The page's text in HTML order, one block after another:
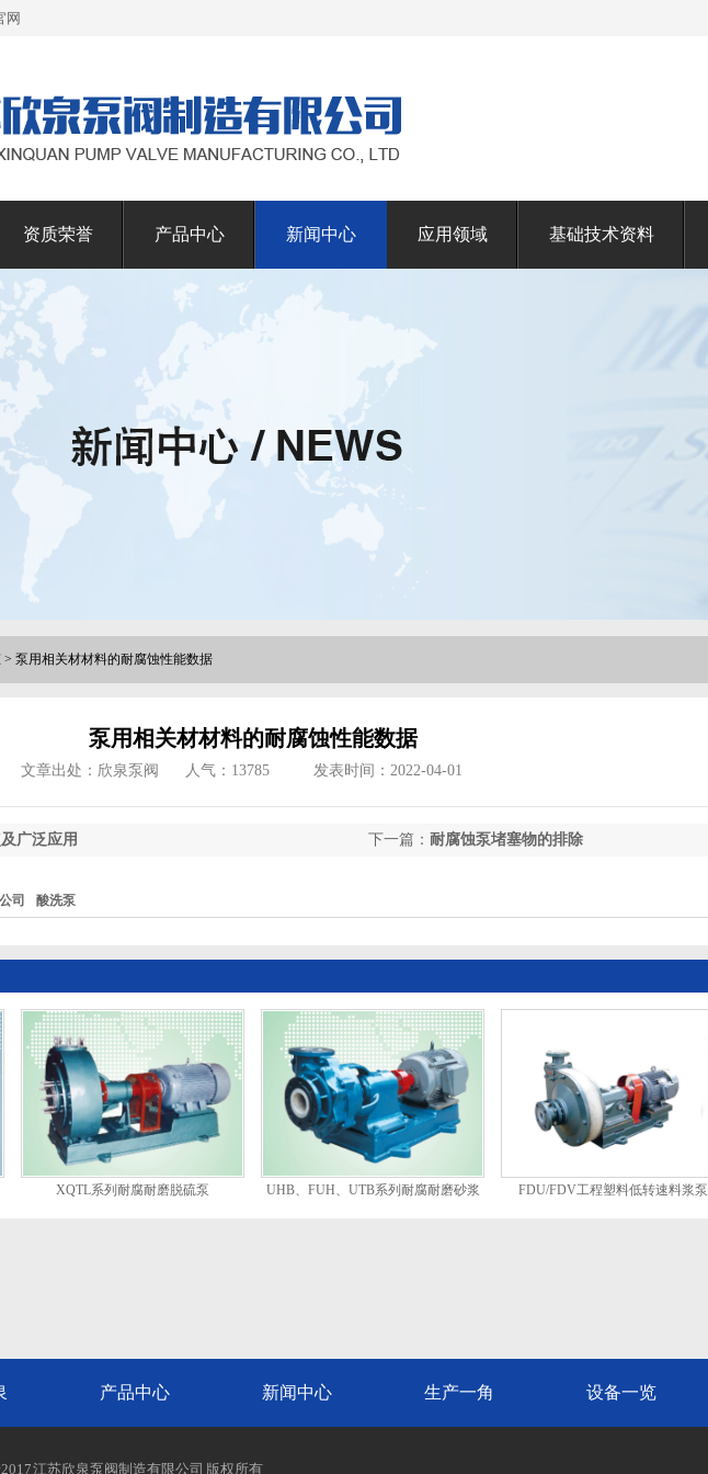
网
资质荣誉 产品中心 新闻中心 应用领域 基础技术资料
> 泵用相关材材料的耐腐蚀性能数据
泵用相关材材料的耐腐蚀性能数据
文章出处：欣泉泵阀 人气： 13785 发表时间：2022-04-01
下一篇： 耐腐蚀泵堵塞物的排除
广泛应用
司 酸洗泵
XQTL系列耐腐耐磨脱硫泵
UHB、FUH、UTB系列耐腐耐磨砂浆
FDU/FDV工程塑料低转速料浆泵
产品中心 新闻中心 生产一角 设备一览
江苏欣泉泵阀制造有限公司 版权所有